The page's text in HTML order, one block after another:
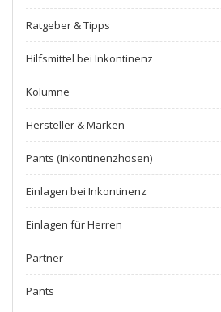
Ratgeber & Tipps
Hilfsmittel bei Inkontinenz
Kolumne
Hersteller & Marken
Pants (Inkontinenzhosen)
Einlagen bei Inkontinenz
Einlagen für Herren
Partner
Pants